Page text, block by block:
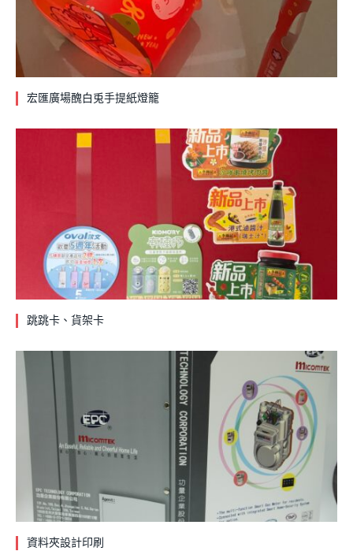
宏匯廣場醜白兎手提紙燈籠
跳跳卡、貨架卡
資料夾設計印刷